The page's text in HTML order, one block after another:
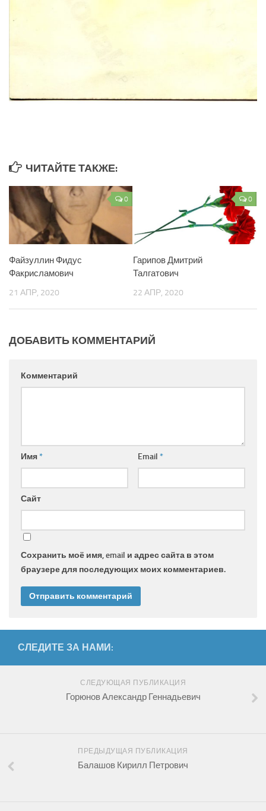
ЧИТАЙТЕ ТАКЖЕ:
0
Файзуллин Фидус
Факрисламович
21 АПР, 2020
0
Гарипов Дмитрий
Талгатович
22 АПР, 2020
ДОБАВИТЬ КОММЕНТАРИЙ
Комментарий
Имя* Email *
Сайт
Сохранить моё имя, email и адрес сайта в этом
браузере для последующих моих комментариев.
СЛЕДИТЕ ЗА НАМИ:
СЛЕДУЮЩАЯ ПУБЛИКАЦИЯ
Горюнов Александр Геннадьевич
ПРЕДЫДУЩАЯ ПУБЛИКАЦИЯ
Балашов Кирилл Петрович